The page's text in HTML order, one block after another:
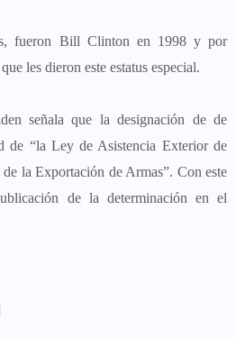
fueron Bill Clinton en 1998 y por
les dieron este estatus especial.
señala que la designación de de
de “la Ley de Asistencia Exterior de
la Exportación de Armas”. Con este
de la determinación en el